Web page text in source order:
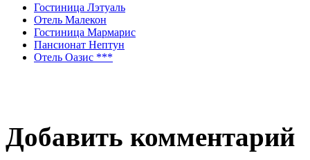
Гостиница Лэтуаль
Отель Малекон
Гостиница Мармарис
Пансионат Нептун
Отель Оазис ***
Добавить комментарий